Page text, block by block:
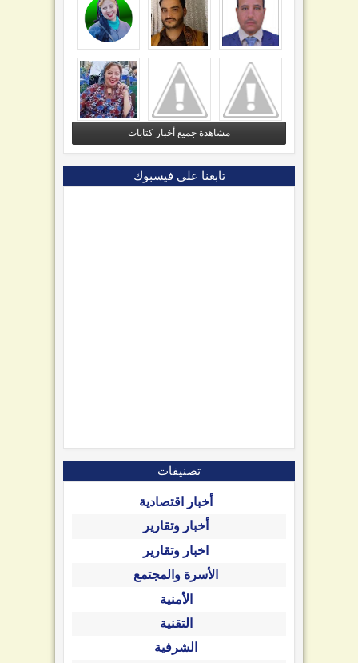
مشاهدة جميع أخبار كتابات
تابعنا على فيسبوك
تصنيفات
أخبار اقتصادية
أخبار وتقارير
اخبار وتقارير
الأسرة والمجتمع
الأمنية
التقنية
الشرفية